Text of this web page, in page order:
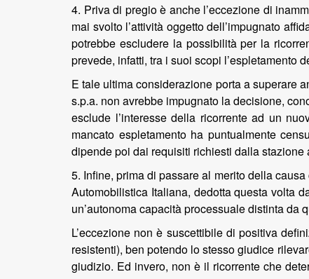
4. Priva di pregio è anche l’eccezione di
mai svolto l’attività oggetto dell’impugnato
potrebbe escludere la possibilità per la
prevede, infatti, tra i suoi scopi l’espletamento
E tale ultima considerazione porta a superare
s.p.a. non avrebbe impugnato la decisione,
esclude l’interesse della ricorrente ad un
mancato espletamento ha puntualmente
dipende poi dai requisiti richiesti dalla
5. Infine, prima di passare al merito della
Automobilistica Italiana, dedotta questa volta
un’autonoma capacità processuale distinta da
L’eccezione non è suscettibile di positiva
resistenti), ben potendo lo stesso giudice
giudizio. Ed invero, non è il ricorrente che